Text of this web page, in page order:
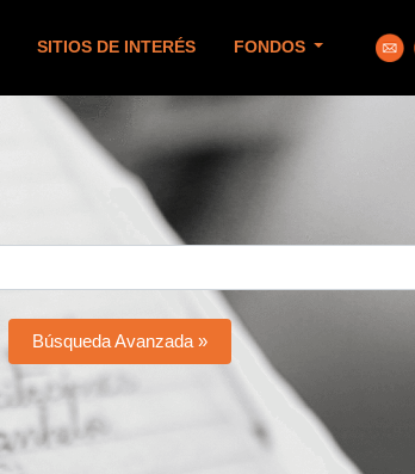
SITIOS DE INTERÉS FONDOS
Búsqueda Avanzada »